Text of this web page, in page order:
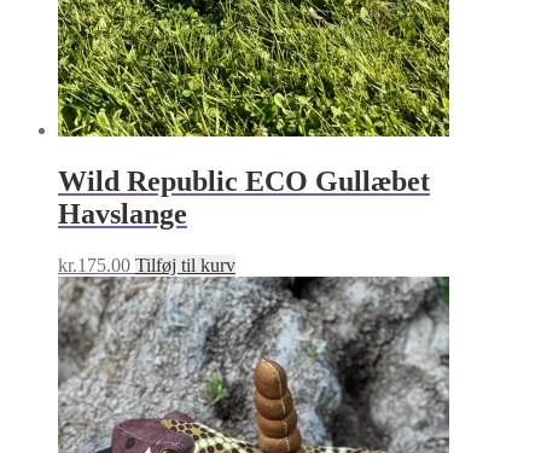
Wild Republic ECO Gullæbet
Havslange
kr.175.00 Tilføj til kurv